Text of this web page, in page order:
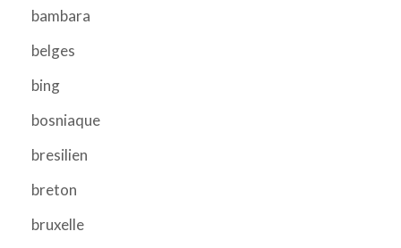
bambara
belges
bing
bosniaque
bresilien
breton
bruxelle